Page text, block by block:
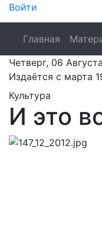
Войти
Главная
Четверг, 06
Издаётся с марта
Культура
И это